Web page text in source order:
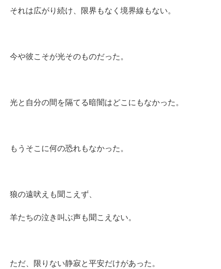
それは広がり続け、限界もなく境界線もない。
今や彼こそが光そのものだった。
光と自分の間を隔てる暗闇はどこにもなかった。
もうそこに何の恐れもなかった。
狼の遠吠えも聞こえず、
羊たちの泣き叫ぶ声も聞こえない。
ただ、限りない静寂と平安だけがあった。